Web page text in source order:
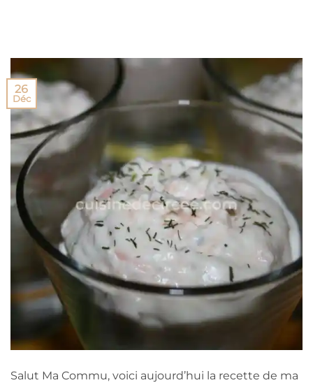
26
Déc
Salut Ma Commu, voici aujourd’hui la recette de ma